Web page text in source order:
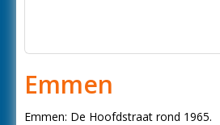
Emmen
Emmen: De Hoofdstraat rond 1965.